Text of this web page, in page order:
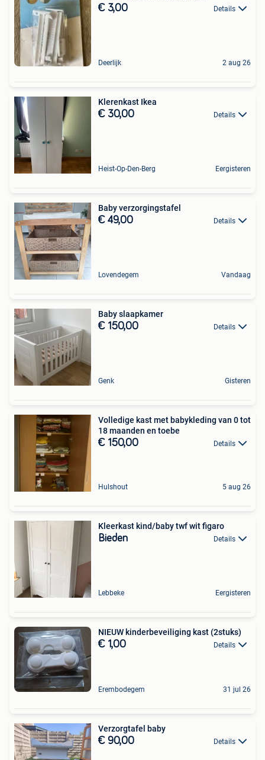
€ 3,00 Details
Deerlijk 2 aug 26
Klerenkast Ikea
€ 30,00 Details
Heist-Op-Den-Berg Eergisteren
Baby verzorgingstafel
€ 49,00 Details
Lovendegem Vandaag
Baby slaapkamer
€ 150,00 Details
Genk Gisteren
Volledige kast met babykleding van 0 tot
18 maanden en toebe
€ 150,00 Details
Hulshout 5 aug 26
Kleerkast kind/baby twf wit figaro
Bieden Details
Lebbeke Eergisteren
NIEUW kinderbeveiliging kast (2stuks)
€ 1,00 Details
Erembodegem 31 jul 26
Verzorgtafel baby
€ 90,00 Details